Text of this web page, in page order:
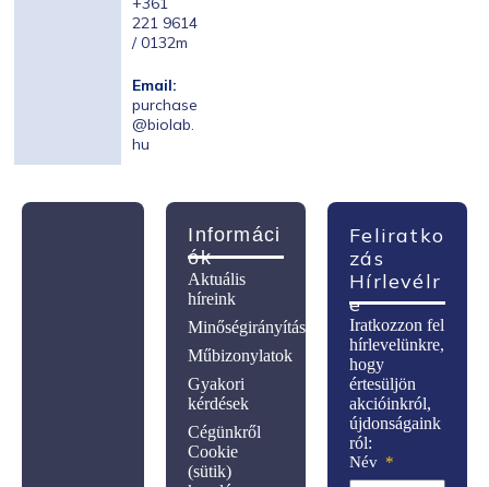
221 9614
/ 0132m
Email:
purchase
@biolab.
hu
Feliratko
Zás
Hírlevélr
E
Iratkozzon fel
hírlevelünkre,
hogy
értesüljön
akcióinkról,
újdonságaink
ról:
Név
Informáci
Ók
Aktuális
híreink
Minőségirányítás
Műbizonylatok
Gyakori
kérdések
Cégünkről
Cookie
(sütik)